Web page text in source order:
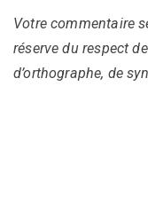
Votre commentaire
réserve du respect
d’orthographe, de